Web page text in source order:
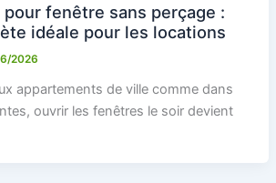
fenêtre sans perçage :
idéale pour les locations
2026
appartements de ville comme dans
ouvrir les fenêtres le soir devient